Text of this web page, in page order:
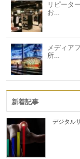
リピータ
お...
メディア
所...
新着記事
デジタル